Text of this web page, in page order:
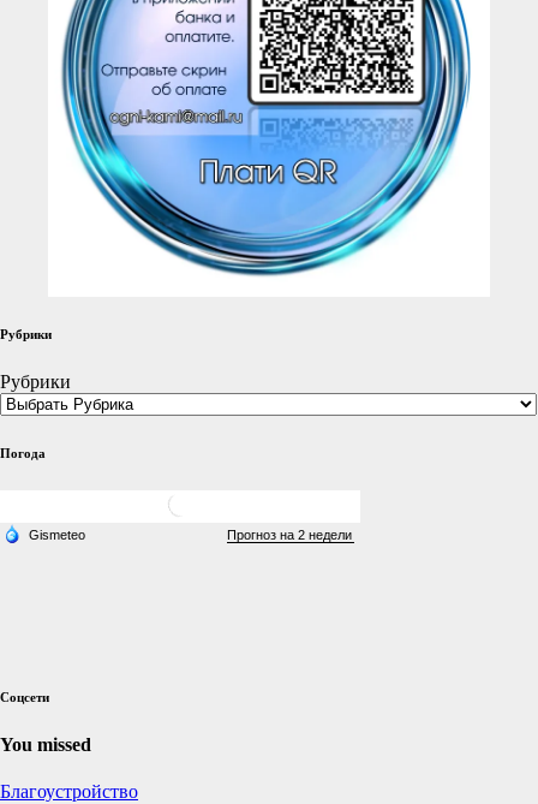
Рубрики
Рубрики
Погода
Соцсети
You missed
Благоустройство